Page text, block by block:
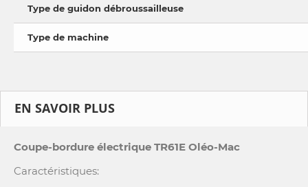
Type de guidon débroussailleuse
Type de machine
EN SAVOIR PLUS
Coupe-bordure électrique TR61E Oléo-Mac
Caractéristiques: